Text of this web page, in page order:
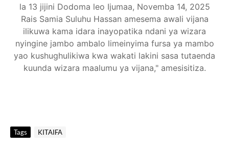
la 13 jijini Dodoma leo Ijumaa, Novemba 14, 2025
Rais Samia Suluhu Hassan amesema awali vijana
ilikuwa kama idara inayopatika ndani ya wizara
nyingine jambo ambalo limeinyima fursa ya mambo
yao kushughulikiwa kwa wakati lakini sasa tutaenda
kuunda wizara maalumu ya vijana," amesisitiza.
Tags KITAIFA